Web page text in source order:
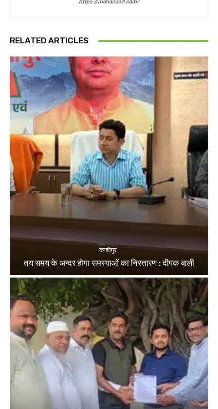
https://mahanaad.com/
RELATED ARTICLES
काशीपुर
तय समय के अन्दर होगा समस्याओं का निस्तारण : दीपक बाली